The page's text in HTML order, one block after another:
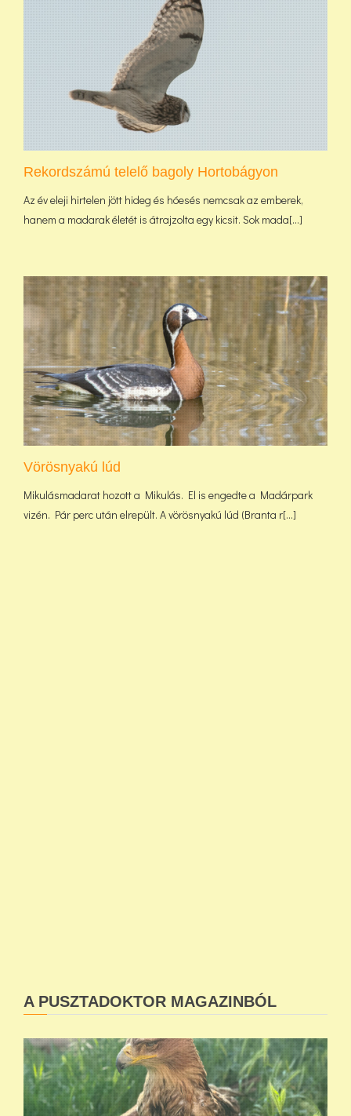
Rekordszámú telelő bagoly Hortobágyon
Az év eleji hirtelen jött hideg és hóesés nemcsak az emberek,
hanem a madarak életét is átrajzolta egy kicsit. Sok mada[...]
Vörösnyakú lúd
Mikulásmadarat hozott a Mikulás. El is engedte a Madárpark
vizén. Pár perc után elrepült. A vörösnyakú lúd (Branta r[...]
A PUSZTADOKTOR MAGAZINBÓL